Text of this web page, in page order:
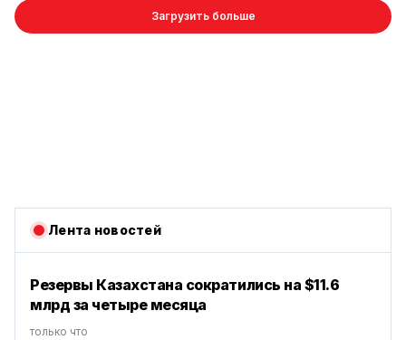
Загрузить больше
Лента новостей
Резервы Казахстана сократились на $11.6
млрд за четыре месяца
только что